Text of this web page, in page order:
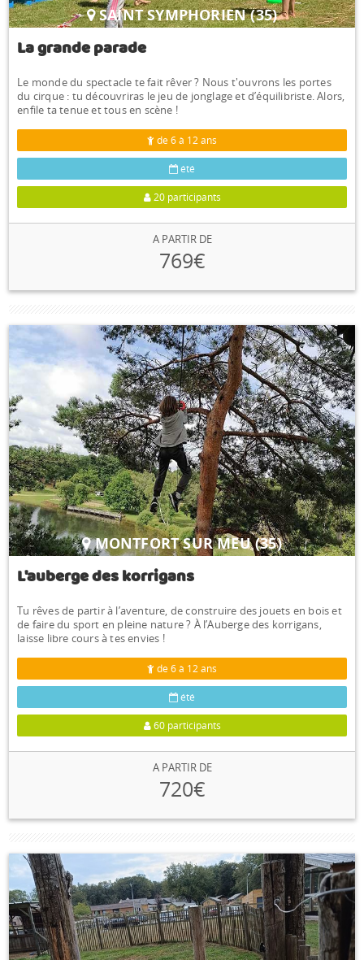
SAINT SYMPHORIEN (35)
La grande parade
Le monde du spectacle te fait rêver ? Nous t'ouvrons les portes
du cirque : tu découvriras le jeu de jonglage et d’équilibriste. Alors,
enfile ta tenue et tous en scène !
de 6 à 12 ans
été
20 participants
A PARTIR DE
769€
MONTFORT SUR MEU (35)
L'auberge des korrigans
Tu rêves de partir à l’aventure, de construire des jouets en bois et
de faire du sport en pleine nature ? À l’Auberge des korrigans,
laisse libre cours à tes envies !
de 6 à 12 ans
été
60 participants
A PARTIR DE
720€